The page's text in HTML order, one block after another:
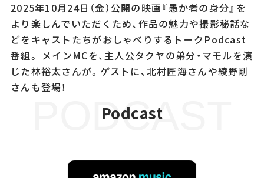
2025年10月24日（金）公開の映画『愚か者の身分』を
より楽しんでいただくため、作品の魅力や撮影秘話な
どをキャストたちがおしゃべりするトークPodcast
番組。 メインMCを、主人公タクヤの弟分・マモルを演
じた林裕太さんが。ゲストに、北村匠海さんや綾野剛
さんも登場！
Podcast
PODCAST